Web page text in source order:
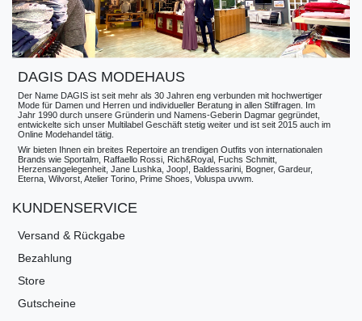
DAGIS DAS MODEHAUS
Der Name DAGIS ist seit mehr als 30 Jahren eng verbunden mit hochwertiger
Mode für Damen und Herren und individueller Beratung in allen Stilfragen. Im
Jahr 1990 durch unsere Gründerin und Namens-Geberin Dagmar gegründet,
entwickelte sich unser Multilabel Geschäft stetig weiter und ist seit 2015 auch im
Online Modehandel tätig.
Wir bieten Ihnen ein breites Repertoire an trendigen Outfits von internationalen
Brands wie Sportalm, Raffaello Rossi, Rich&Royal, Fuchs Schmitt,
Herzensangelegenheit, Jane Lushka, Joop!, Baldessarini, Bogner, Gardeur,
Eterna, Wilvorst, Atelier Torino, Prime Shoes, Voluspa uvwm.
KUNDENSERVICE
Versand & Rückgabe
Bezahlung
Store
Gutscheine